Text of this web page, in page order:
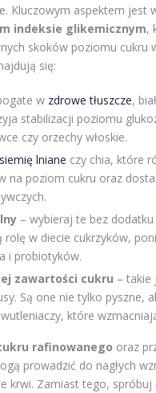
Kluczowym aspektem jest
indeksie glikemicznym,
skoków poziomu cukru
się:
w zdrowe tłuszcze,
stabilizacji poziomu
czy orzechy włoskie.
siemię lniane czy chia, które
na poziom cukru oraz
– wybieraj te bez dodatku
rolę w diecie cukrzyków,
i probiotyków.
zawartości cukru – takie
Są one nie tylko pyszne,
które
rafinowanego oraz
prowadzić do nagłych
krwi. Zamiast tego, spróbuj